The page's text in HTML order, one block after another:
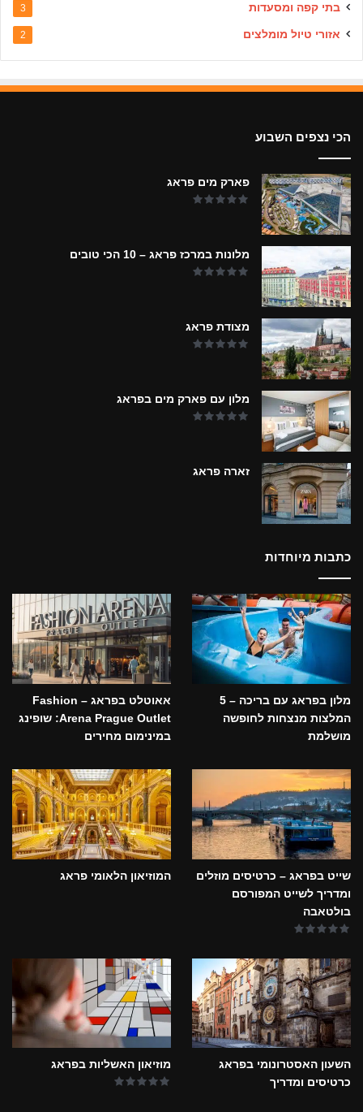
בתי קפה ומסעדות 3
אזורי טיול מומלצים 2
הכי נצפים השבוע
פארק מים פראג
מלונות במרכז פראג – 10 הכי טובים
מצודת פראג
מלון עם פארק מים בפראג
זארה פראג
כתבות מיוחדות
מלון בפראג עם בריכה – 5
המלצות מנצחות לחופשה
מושלמת
אאוטלט בפראג – Fashion
Arena Prague Outlet: שופינג
במינימום מחירים
שייט בפראג – כרטיסים מוזלים
ומדריך לשייט המפורסם
בולטאבה
המוזיאון הלאומי פראג
השעון האסטרונומי בפראג
כרטיסים ומדריך
מוזיאון האשליות בפראג